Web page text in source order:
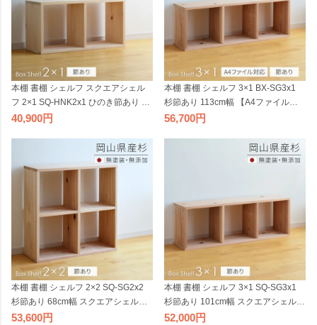
本棚 書棚 シェルフ スクエアシェル
フ 2×1 SQ-HNK2x1 ひのき節あり 68
cm幅 無垢材 sny work's 完成品 無塗
国産材 日本製 シャイニーワークス
40,900
本棚 書棚 シェルフ 3×1 BX-SG3x1
杉節あり 113cm幅 【A4ファイル対
応】 ボックスシェルフ 無垢材 無塗
ナチュラル 天然木 木製 純国産材 日
本製 シャイニーワークス【受注】
56,700
本棚 書棚 シェルフ 2×2 SQ-SG2x2
杉節あり 68cm幅 スクエアシェルフ
無垢材 無塗装 sny work's 完成品 スギ
53,600
本棚 書棚 シェルフ 3×1 SQ-SG3x1
杉節あり 101cm幅 スクエアシェルフ
無垢材 無塗装 sny work's 完成品 スギ
52,000